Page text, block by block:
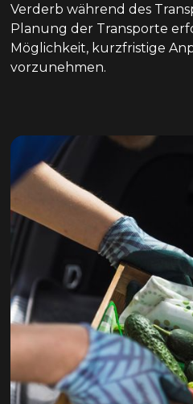
Verderb während des
Planung der Transporte
Möglichkeit, kurzfristige
vorzunehmen.